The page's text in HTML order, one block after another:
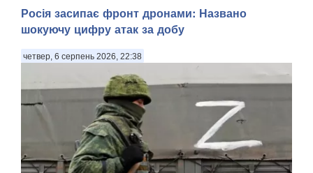
Росія засипає фронт дронами: Названо
шокуючу цифру атак за добу
четвер, 6 серпень 2026, 22:38